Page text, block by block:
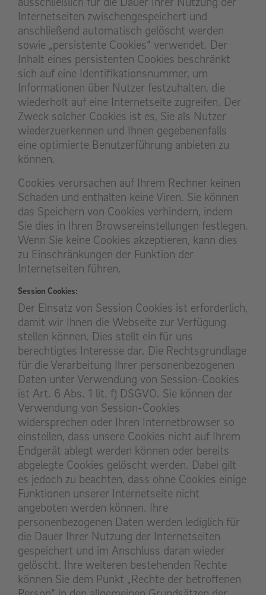
Internetseiten zwischengespeichert und
anschließend automatisch gelöscht werden
sowie „persistente Cookies“ verwendet. Der
Inhalt eines persistenten Cookies beschränkt
sich auf eine Identifikationsnummer, um
Informationen über Nutzer festzuhalten, die
wiederholt auf eine Internetseite zugreifen. Der
Zweck solcher Cookies ist es, Sie als Nutzer
wiederzuerkennen und Ihnen gegebenenfalls
eine optimierte Benutzerführung anbieten zu
können.
Cookies verursachen auf Ihrem Rechner keinen
Schaden und enthalten keine Viren. Sie können
das Speichern von Cookies verhindern, indem
Sie dies in Ihren Browsereinstellungen festlegen.
Wenn Sie keine Cookies akzeptieren, kann dies
zu Einschränkungen der Funktion der
Internetseiten führen.
Session Cookies:
Der Einsatz von Session Cookies ist erforderlich,
damit wir Ihnen die Webseite zur Verfügung
stellen können. Dies stellt ein für uns
berechtigtes Interesse dar. Die Rechtsgrundlage
für die Verarbeitung Ihrer personenbezogenen
Daten unter Verwendung von Session-Cookies
ist Art. 6 Abs. 1 lit. f) DSGVO. Sie können der
Verwendung von Session-Cookies
widersprechen oder Ihren Internetbrowser so
einstellen, dass unsere Cookies nicht auf Ihrem
Endgerät ablegt werden können oder bereits
abgelegte Cookies gelöscht werden. Dabei gilt
es jedoch zu beachten, dass ohne Cookies einige
Funktionen unserer Internetseite nicht
angeboten werden können. Ihre
personenbezogenen Daten werden lediglich für
die Dauer Ihrer Nutzung der Internetseiten
gespeichert und im Anschluss daran wieder
gelöscht. Ihre weiteren bestehenden Rechte
können Sie dem Punkt „Rechte der betroffenen